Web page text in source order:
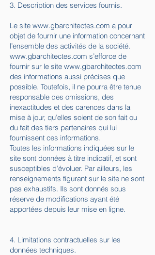
3. Description des services fournis.
Le site www.gbarchitectes.com a pour
objet de fournir une information concernant
l’ensemble des activités de la société.
www.gbarchitectes.com s’efforce de
fournir sur le site www.gbarchitectes.com
des informations aussi précises que
possible. Toutefois, il ne pourra être tenue
responsable des omissions, des
inexactitudes et des carences dans la
mise à jour, qu’elles soient de son fait ou
du fait des tiers partenaires qui lui
fournissent ces informations.
Toutes les informations indiquées sur le
site sont données à titre indicatif, et sont
susceptibles d’évoluer. Par ailleurs, les
renseignements figurant sur le site ne sont
pas exhaustifs. Ils sont donnés sous
réserve de modifications ayant été
apportées depuis leur mise en ligne.
4. Limitations contractuelles sur les
données techniques.